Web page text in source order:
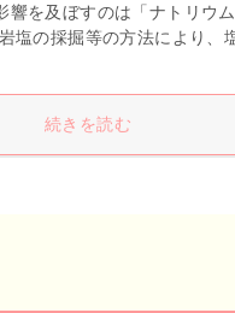
響を及ぼすのは「ナトリウ
塩の採掘等の方法により、
続きを読む